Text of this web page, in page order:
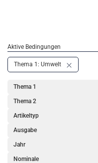
Aktive Bedingungen
Thema 1: Umwelt
Thema 1
Thema 2
Artikeltyp
Ausgabe
Jahr
Nominale